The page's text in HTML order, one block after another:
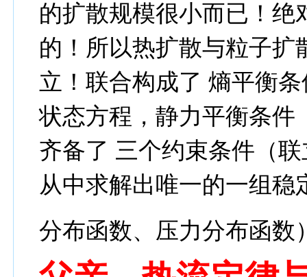
的扩散规模很小而已！绝
的！所以热扩散与粒子扩
立！联合构成了 熵平衡
状态方程，静力平衡条件
齐备了 三个约束条件（
从中求解出唯一的一组
分布函数、压力分布函数